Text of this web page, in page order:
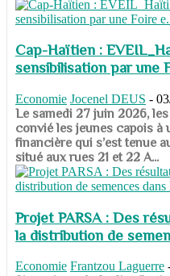
Cap-Haïtien :
sensibilisation par une
Economie Jocenel DEUS -
Le samedi 27 juin 2026,
convié les jeunes capois à
financière qui s’est tenue
situé aux rues 21 et 22 A...
Projet PARSA : Des
la distribution de
Economie Frantzou Laguerre